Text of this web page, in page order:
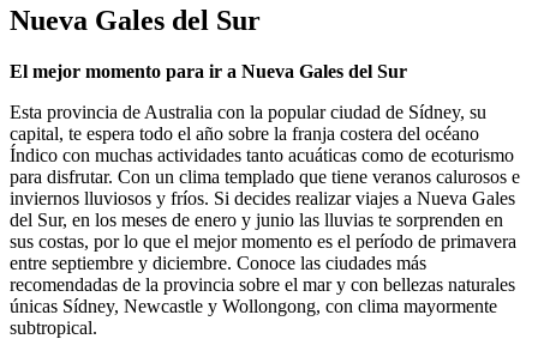
Nueva Gales del Sur
El mejor momento para ir a Nueva Gales del Sur
Esta provincia de Australia con la popular ciudad de Sídney, su
capital, te espera todo el año sobre la franja costera del océano
Índico con muchas actividades tanto acuáticas como de ecoturismo
para disfrutar. Con un clima templado que tiene veranos calurosos e
inviernos lluviosos y fríos. Si decides realizar viajes a Nueva Gales
del Sur, en los meses de enero y junio las lluvias te sorprenden en
sus costas, por lo que el mejor momento es el período de primavera
entre septiembre y diciembre. Conoce las ciudades más
recomendadas de la provincia sobre el mar y con bellezas naturales
únicas Sídney, Newcastle y Wollongong, con clima mayormente
subtropical.